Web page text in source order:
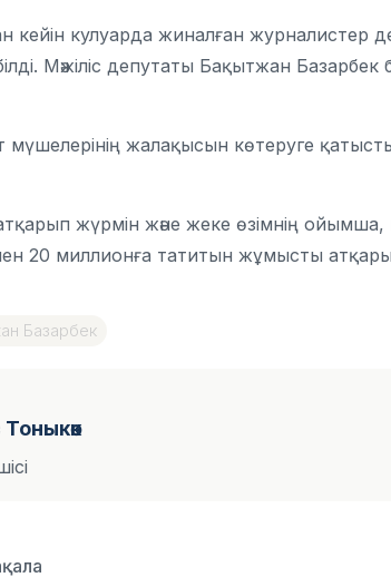
кулуарда жиналған журналистер
Мәжіліс депутаты Бақытжан
жалақысын көтеруге қатысты
жүрмін және жеке өзімнің
20 миллионға татитын жұмысты
Базарбек